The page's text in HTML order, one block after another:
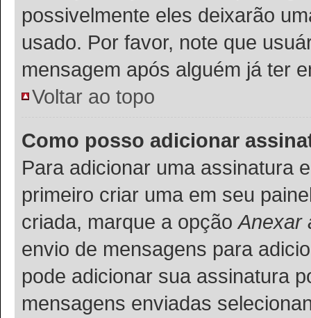
possivelmente eles deixarão
usado. Por favor, note que
mensagem após alguém já ter
Voltar ao topo
Como posso adicionar
Para adicionar uma assinatura
primeiro criar uma em seu
criada, marque a opçãoAnexar
envio de mensagens para
pode adicionar sua assinatura
mensagens enviadas